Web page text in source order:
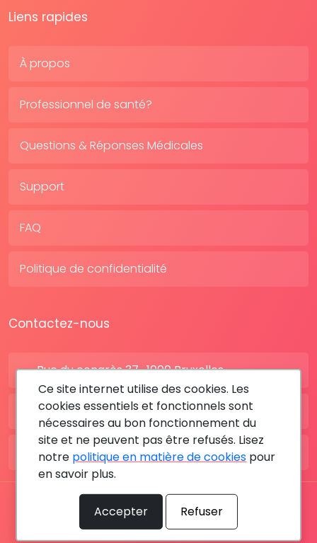
Liens rapides
À propos
Professionnel de santé?
Questions & Réponses Médicales
Support
FAQ
Politique de confidentialité
Contactez-nous
Rue du congrès 37 , 1000 Bruxelles
BE: +32 28080227
FR: +33 183642895
Tous les droits sont réservés © 2026 RDV MÉDICAL By
MediaSatCom
Ce site internet utilise des cookies. Les
cookies essentiels et fonctionnels sont
nécessaires au bon fonctionnement du
site et ne peuvent pas être refusés. Lisez
notre politique en matière de cookies pour
en savoir plus.
Accepter Refuser